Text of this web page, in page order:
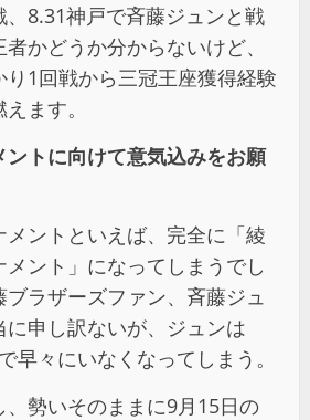
、8.31神戸で斉藤ジュンと戦
かどうか分からないけど、
1回戦から三冠王座獲得経験
ます。
トに向けて意気込みをお願
ントといえば、完全に「綾
ント」になってしまうでし
ブラザーズファン、斉藤ジュ
に申し訳ないが、ジュンは
早々にいなくなってしまう。
勢いそのままに9月15日の